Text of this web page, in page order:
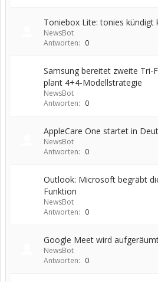
Toniebox Lite: tonies kündigt
NewsBot
Antworten: 0
Samsung bereitet zweite Tri-
plant 4+4-Modellstrategie
NewsBot
Antworten: 0
AppleCare One startet in
NewsBot
Antworten: 0
Outlook: Microsoft begräbt
Funktion
NewsBot
Antworten: 0
Google Meet wird
NewsBot
Antworten: 0